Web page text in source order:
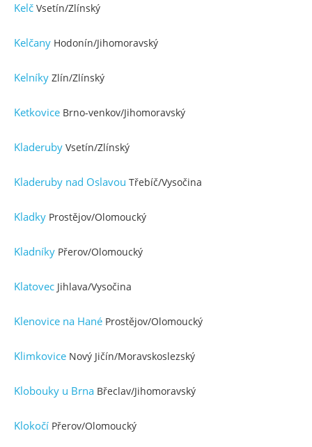
Kelč Vsetín/Zlínský
Kelčany Hodonín/Jihomoravský
Kelníky Zlín/Zlínský
Ketkovice Brno-venkov/Jihomoravský
Kladeruby Vsetín/Zlínský
Kladeruby nad Oslavou Třebíč/Vysočina
Kladky Prostějov/Olomoucký
Kladníky Přerov/Olomoucký
Klatovec Jihlava/Vysočina
Klenovice na Hané Prostějov/Olomoucký
Klimkovice Nový Jičín/Moravskoslezský
Klobouky u Brna Břeclav/Jihomoravský
Klokočí Přerov/Olomoucký